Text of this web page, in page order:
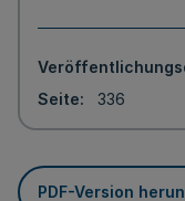
Seite
336
PDF-Version